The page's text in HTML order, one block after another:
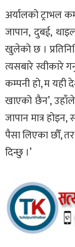
अर्यालको ट्राभल
जापान, दुबई,
खुलेको छ ।
त्यसबारे स्वीकारे
कम्पनी हो, म यही
खाएको छैन’, उहाँले
जापान मात्र
पैसा लिएका छौँ,
दिन्छु ।’